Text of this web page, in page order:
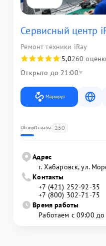
Сервисный центр
Ремонт техники iRay
5,0260
Открыто до 21:00
Маршрут
ОбзорОтзывы 250
Адрес
г. Хабаровск, ул.
Контакты
+7 (421) 252-92-35
+7 (800) 302-71-75
Время работы
Работаем с 09:00